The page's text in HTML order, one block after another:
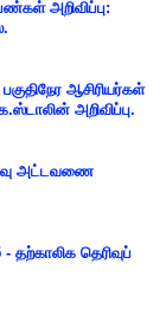
அறிவிப்பு:
ஆசிரியர்கள்
அறிவிப்பு.
அட்டவணை
தற்காலிக தெரிவுப்